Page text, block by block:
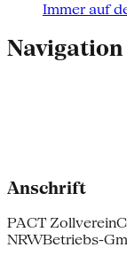
Immer auf
Navigation
Anschrift
PACT Zollverein
NRWBetriebs-